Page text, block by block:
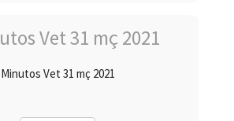
Minutos Vet 31 mç 2021